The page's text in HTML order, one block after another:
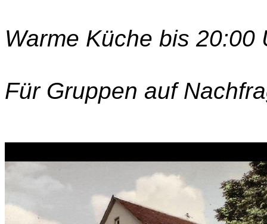
Warme Küche bis 20:00
Für Gruppen auf